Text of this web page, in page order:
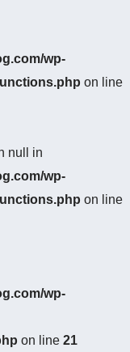
wp-
on line
null in
wp-
on line
wp-
on line 21